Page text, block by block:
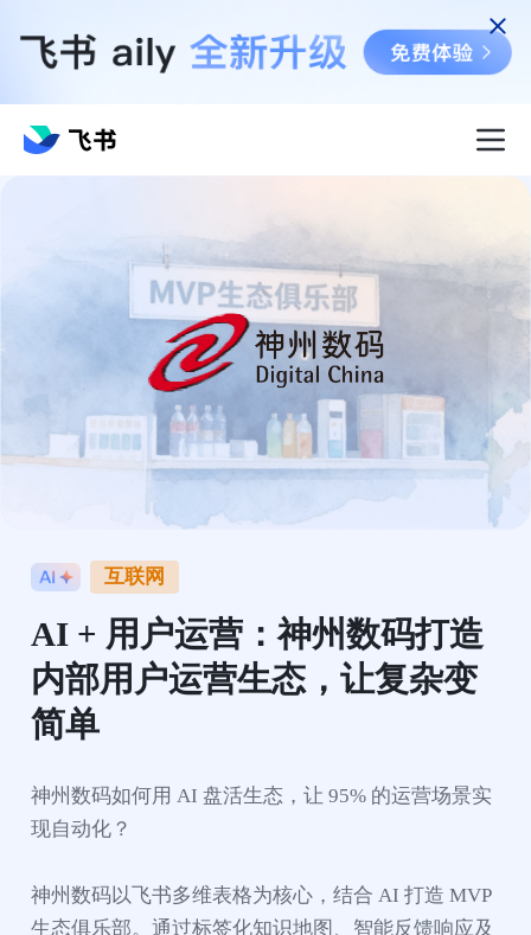
互联网
AI + 用户运营：神州数码打造
内部用户运营生态，让复杂变
简单
神州数码如何用 AI 盘活生态，让 95% 的运营场景实
现自动化？
神州数码以飞书多维表格为核心，结合 AI 打造 MVP
生态俱乐部。通过标签化知识地图、智能反馈响应及